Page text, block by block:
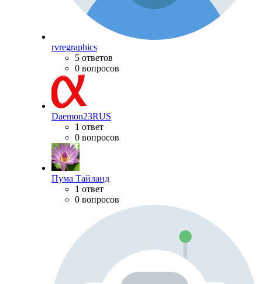
rvregraphics
5 ответов
0 вопросов
Daemon23RUS
1 ответ
0 вопросов
Пума Тайланд
1 ответ
0 вопросов